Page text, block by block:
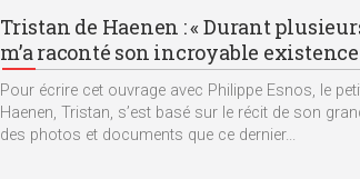
Tristan de Haenen : « Durant
m’a raconté son incroyable existence
Pour écrire cet ouvrage avec Philippe Esnos, le
Haenen, Tristan, s’est basé sur le récit de son
des photos et documents que ce dernier...